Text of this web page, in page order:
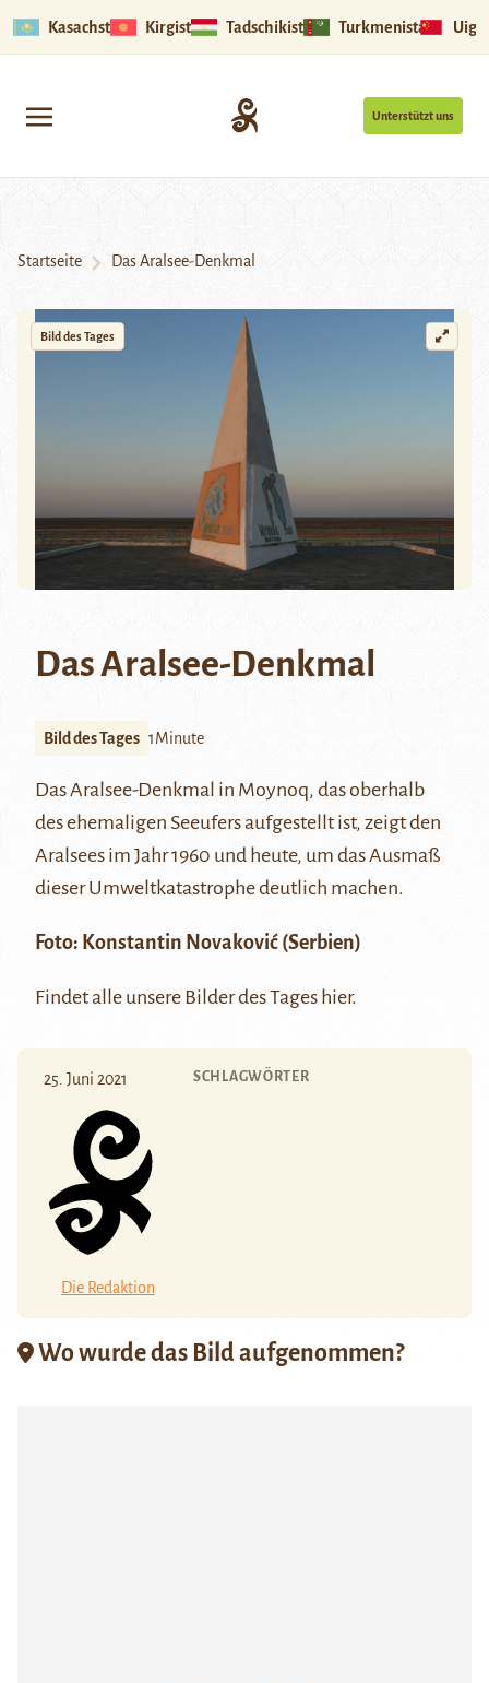
Kasachstan Kirgistan Tadschikistan Turkmenistan
Unterstützt uns
Startseite Das Aralsee-Denkmal
Bild des Tages
Das Aralsee-Denkmal
Bild des Tages 1Minute
Das Aralsee-Denkmal in Moynoq, das oberhalb
des ehemaligen Seeufers aufgestellt ist, zeigt den
Aralsees im Jahr 1960 und heute, um das Ausmaß
dieser Umweltkatastrophe deutlich machen.
Foto: Konstantin Novaković (Serbien)
Findet alle unsere Bilder des Tages hier.
25. Juni 2021
Die Redaktion
SCHLAGWÖRTER
Wo wurde das Bild aufgenommen?